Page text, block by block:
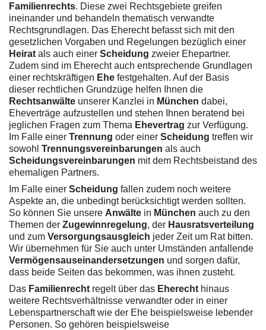
Familienrechts. Diese zwei Rechtsgebiete greifen
ineinander und behandeln thematisch verwandte
Rechtsgrundlagen. Das Eherecht befasst sich mit den
gesetzlichen Vorgaben und Regelungen bezüglich einer
Heirat als auch einer Scheidung zweier Ehepartner.
Zudem sind im Eherecht auch entsprechende Grundlagen
einer rechtskräftigen Ehe festgehalten. Auf der Basis
dieser rechtlichen Grundzüge helfen Ihnen die
Rechtsanwälte unserer Kanzlei in München dabei,
Eheverträge aufzustellen und stehen Ihnen beratend bei
jeglichen Fragen zum Thema Ehevertrag zur Verfügung.
Im Falle einer Trennung oder einer Scheidung treffen wir
sowohl Trennungsvereinbarungen als auch
Scheidungsvereinbarungen mit dem Rechtsbeistand des
ehemaligen Partners.
Im Falle einer Scheidung fallen zudem noch weitere
Aspekte an, die unbedingt berücksichtigt werden sollten.
So können Sie unsere Anwälte in München auch zu den
Themen der Zugewinnregelung, der Hausratsverteilung
und zum Versorgungsausgleich jeder Zeit um Rat bitten.
Wir übernehmen für Sie auch unter Umständen anfallende
Vermögensauseinandersetzungen und sorgen dafür,
dass beide Seiten das bekommen, was ihnen zusteht.
Das Familienrecht regelt über das Eherecht hinaus
weitere Rechtsverhältnisse verwandter oder in einer
Lebenspartnerschaft wie der Ehe beispielsweise lebender
Personen. So gehören beispielsweise